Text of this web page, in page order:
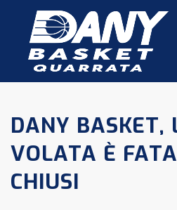
DANY BASKET,
VOLATA È
CHIUSI